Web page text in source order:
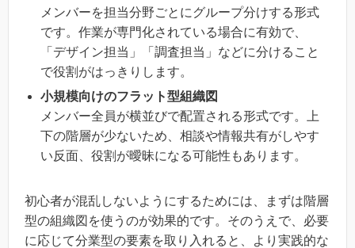
メンバーを担当分野ごとにグループ分けする形式
です。作業が専門化されている場合に有効で、
「デザイン担当」「調査担当」などに分けること
で役割がはっきりします。
小規模向けのフラット型組織図
メンバー全員が横並びで配置される形式です。上
下の階層が少ないため、相談や情報共有がしやす
い反面、役割が曖昧になる可能性もあります。
初心者が混乱しないようにするためには、まずは階層
型の組織図を使うのが効果的です。そのうえで、必要
に応じて分業型の要素を取り入れると、より実践的な